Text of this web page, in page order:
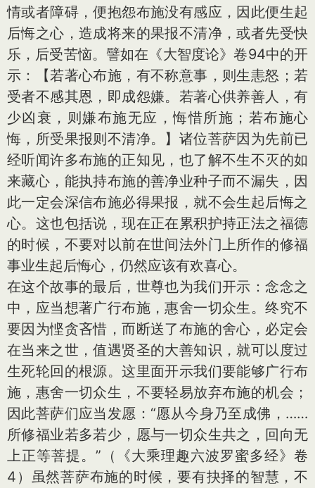
情或者障碍，便抱怨布施没有感应，因此便生起
后悔之心，造成将来的果报不清净，或者先受快
乐，后受苦恼。譬如在《大智度论》卷94中的开
示：【若著心布施，有不称意事，则生恚怒；若
受者不感其恩，即成怨嫌。若著心供养善人，有
少凶衰，则嫌布施无应，悔惜所施；若布施心
悔，所受果报则不清净。】诸位菩萨因为先前已
经听闻许多布施的正知见，也了解不生不灭的如
来藏心，能执持布施的善净业种子而不漏失，因
此一定会深信布施必得果报，就不会生起后悔之
心。这也包括说，现在正在累积护持正法之福德
的时候，不要对以前在世间法外门上所作的修福
事业生起后悔心，仍然应该有欢喜心。
在这个故事的最后，世尊也为我们开示：念念之
中，应当想著广行布施，惠舍一切众生。终究不
要因为悭贪吝惜，而断送了布施的舍心，必定会
在当来之世，值遇贤圣的大善知识，就可以度过
生死轮回的根源。这里面开示我们要能够广行布
施，惠舍一切众生，不要轻易放弃布施的机会；
因此菩萨们应当发愿：“愿从今身乃至成佛，……
所修福业若多若少，愿与一切众生共之，回向无
上正等菩提。”（《大乘理趣六波罗蜜多经》卷
4）虽然菩萨布施的时候，要有抉择的智慧，不